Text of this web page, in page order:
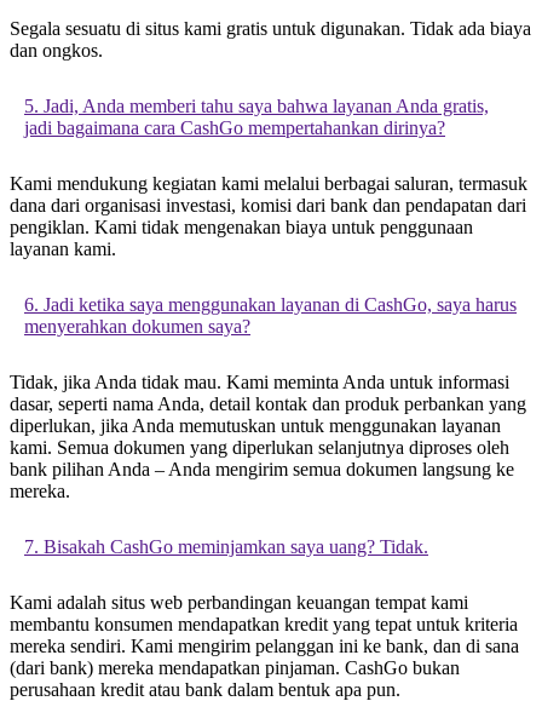
Segala sesuatu di situs kami gratis untuk digunakan. Tidak ada biaya
dan ongkos.
5. Jadi, Anda memberi tahu saya bahwa layanan Anda gratis,
jadi bagaimana cara CashGo mempertahankan dirinya?
Kami mendukung kegiatan kami melalui berbagai saluran, termasuk
dana dari organisasi investasi, komisi dari bank dan pendapatan dari
pengiklan. Kami tidak mengenakan biaya untuk penggunaan
layanan kami.
6. Jadi ketika saya menggunakan layanan di CashGo, saya harus
menyerahkan dokumen saya?
Tidak, jika Anda tidak mau. Kami meminta Anda untuk informasi
dasar, seperti nama Anda, detail kontak dan produk perbankan yang
diperlukan, jika Anda memutuskan untuk menggunakan layanan
kami. Semua dokumen yang diperlukan selanjutnya diproses oleh
bank pilihan Anda – Anda mengirim semua dokumen langsung ke
mereka.
7. Bisakah CashGo meminjamkan saya uang? Tidak.
Kami adalah situs web perbandingan keuangan tempat kami
membantu konsumen mendapatkan kredit yang tepat untuk kriteria
mereka sendiri. Kami mengirim pelanggan ini ke bank, dan di sana
(dari bank) mereka mendapatkan pinjaman. CashGo bukan
perusahaan kredit atau bank dalam bentuk apa pun.